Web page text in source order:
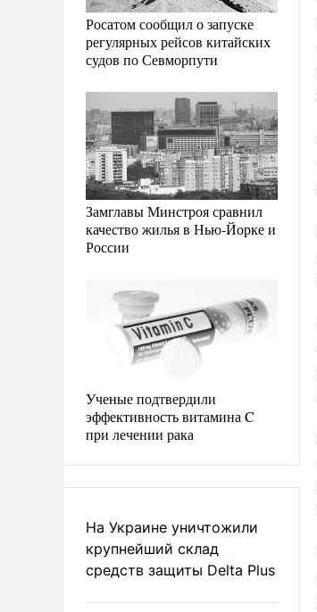
Росатом сообщил о запуске
регулярных рейсов китайских
судов по Севморпути
Замглавы Минстроя сравнил
качество жилья в Нью-Йорке и
России
Ученые подтвердили
эффективность витамина C
при лечении рака
На Украине уничтожили
крупнейший склад
средств защиты Delta Plus